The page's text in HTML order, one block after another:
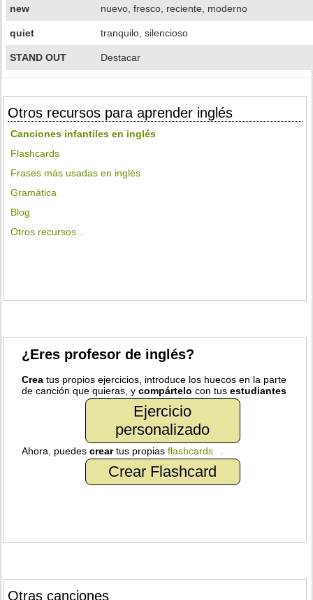
new nuevo, fresco, reciente, moderno
quiet tranquilo, silencioso
STAND OUT Destacar
Otros recursos para aprender inglés
Canciones infantiles en inglés
Flashcards
Frases más usadas en inglés
Gramática
Blog
Otros recursos...
¿Eres profesor de inglés?
Crea tus propios ejercicios, introduce los huecos en la parte
de canción que quieras, ycompártelo con tusestudiantes
Ejercicio
personalizado
Ahora, puedescreartus propiasflashcards
Crear Flashcard
Otras canciones